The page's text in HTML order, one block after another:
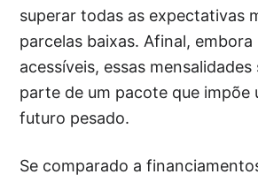
superar todas as expectativas
parcelas baixas. Afinal, embora
acessíveis, essas mensalidades
parte de um pacote que impõe
futuro pesado.
Se comparado a